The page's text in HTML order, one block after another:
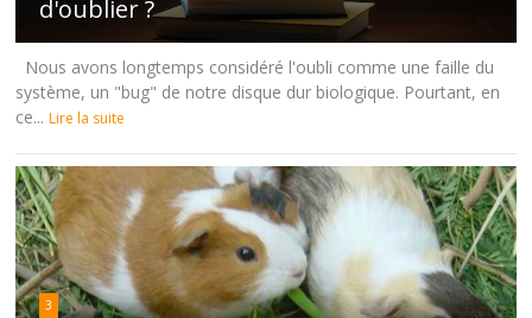
d'oublier ?
Nous avons longtemps considéré l'oubli comme une faille du
système, un "bug" de notre disque dur biologique. Pourtant, en
ce... Lire la suite
3